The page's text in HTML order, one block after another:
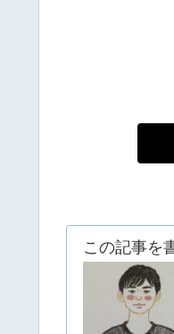
この記事を